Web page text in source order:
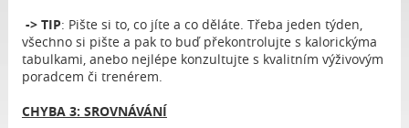
-> TIP: Pište si to, co jíte a co děláte. Třeba jeden týden,
všechno si pište a pak to buď překontrolujte s kalorickýma
tabulkami, anebo nejlépe konzultujte s kvalitním výživovým
poradcem či trenérem.
CHYBA 3: SROVNÁVÁNÍ